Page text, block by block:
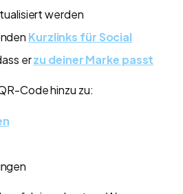
werden
Kurzlinks für Social
erzu deiner Marke passt
Code hinzu zu: